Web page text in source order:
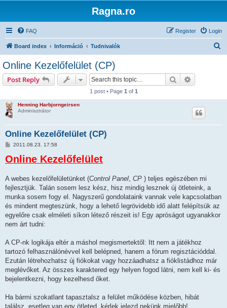
Ragna.ro
FAQ Login
Register
Board index Információ Tudnivalók
Online Kezelőfelület (CP)
Post Reply Search
1 post • Page 1 of 1
Henning Harbjorngeirsen
Adminisztrátor
Online Kezelőfelület (CP)
P
s
t
2011.08.23. 17:58
Online Kezelőfelület
A webes kezelőfelületünket (Control Panel, CP ) teljes egészében mi
fejlesztjük. Talán sosem lesz kész, hisz mindig lesznek új ötleteink, a
munka sosem fogy el. Nagyszerű gondolataink vannak vele kapcsolatban
és mindent megteszünk, hogy a lehető legrövidebb idő alatt felépítsük az
egyelőre csak elméleti síkon létező részeit is! Egy apróságot ugyanakkor
nem árt tudni:
A CP-nk logikája eltér a máshol megismertektől: Itt nem a játékhoz
tartozó felhasználónévvel kell belépned, hanem a fórum regisztációddal.
Ezután létrehozhatsz új fiókokat vagy hozzáadhatsz a fióklistádhoz már
meglévőket. Az összes karaktered egy helyen fogod látni, nem kell ki- és
bejelentkezni, hogy kezelhesd őket.
Ha bármi szokatlant tapasztalsz a felület működése közben, hibát
találsz, esetleg van egy ötleted, kérlek jelezd nekünk mielőbb!